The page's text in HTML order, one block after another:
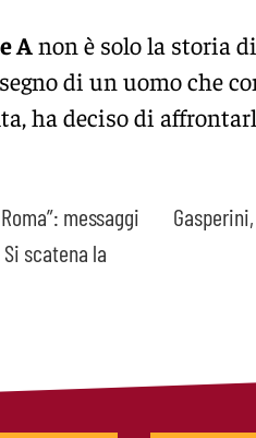
Anon è solo la storia
di un uomo che
ha deciso di
messaggi
scatena la